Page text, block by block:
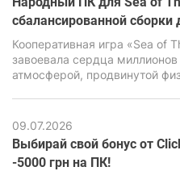
производительности от ПК.
сбалансированной сборки
Кооперативная игра «Sea of
завоевала сердца
атмосферой, продвинутой
способный нагрузить даже
бюджетного класса.
09.07.2026
Выбирай свой бонус от
-5000 грн на ПК!